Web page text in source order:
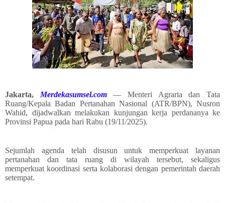
Jakarta, Merdekasumsel.com— Menteri Agraria dan Tata
Ruang/Kepala Badan Pertanahan Nasional (ATR/BPN), Nusron
Wahid, dijadwalkan melakukan kunjungan kerja perdananya ke
Provinsi Papua pada hari Rabu (19/11/2025).
Sejumlah agenda telah disusun untuk memperkuat layanan
pertanahan dan tata ruang di wilayah tersebut, sekaligus
memperkuat koordinasi serta kolaborasi dengan pemerintah daerah
setempat.